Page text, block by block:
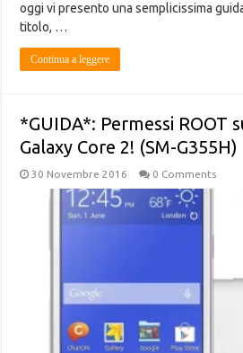
oggi vi presento una semplicissima
titolo, …
Continua a leggere
*GUIDA*: Permessi ROOT
Galaxy Core 2! (SM-G355H)
30 Novembre 2016 0 Comments